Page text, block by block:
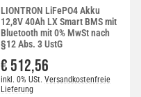
LIONTRON LiFePO4 Akku
12,8V 40Ah LX Smart BMS mit
Bluetooth mit 0% MwSt nach
§12 Abs. 3 UstG
€ 512,56
inkl. 0% USt. Versandkostenfreie
Lieferung